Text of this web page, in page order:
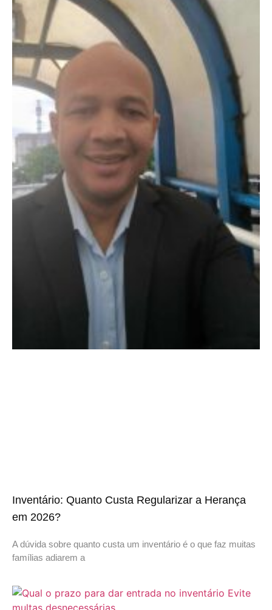
Inventário: Quanto Custa Regularizar a Herança
em 2026?
A dúvida sobre quanto custa um inventário é o que faz muitas
famílias adiarem a